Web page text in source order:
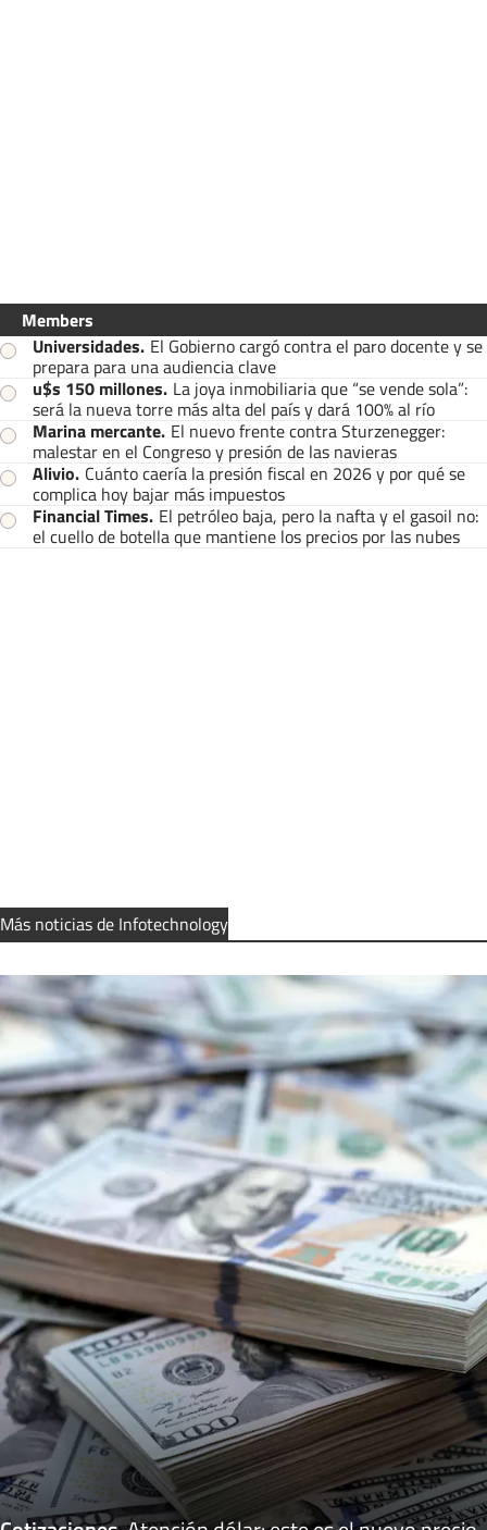
Members
Universidades. El Gobierno cargó contra el paro docente y se
prepara para una audiencia clave
u$s 150 millones. La joya inmobiliaria que “se vende sola”:
será la nueva torre más alta del país y dará 100% al río
Marina mercante. El nuevo frente contra Sturzenegger:
malestar en el Congreso y presión de las navieras
Alivio. Cuánto caería la presión fiscal en 2026 y por qué se
complica hoy bajar más impuestos
Financial Times. El petróleo baja, pero la nafta y el gasoil no:
el cuello de botella que mantiene los precios por las nubes
Más noticias de Infotechnology